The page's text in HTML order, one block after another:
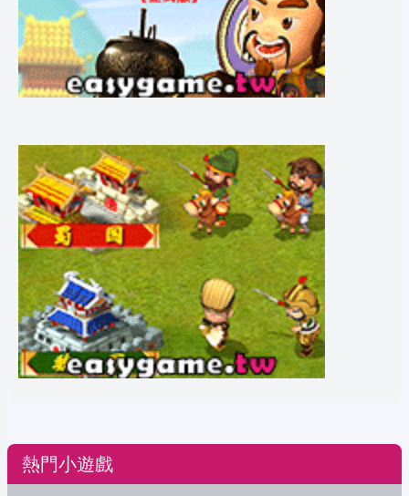
熱門小遊戲